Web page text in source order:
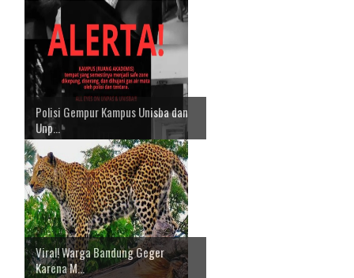
Polisi Gempur Kampus Unisba dan
Unp...
Viral! Warga Bandung Geger
Karena M...